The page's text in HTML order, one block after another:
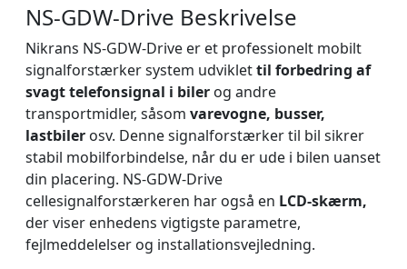
NS-GDW-Drive Beskrivelse
Nikrans NS-GDW-Drive er et professionelt mobilt
signalforstærker system udviklettil forbedring af
svagt telefonsignal i biler og andre
transportmidler, såsom varevogne, busser,
lastbiler osv. Denne signalforstærker til bil sikrer
stabil mobilforbindelse, når du er ude i bilen uanset
din placering. NS-GDW-Drive
cellesignalforstærkeren har også en LCD-skærm,
derviser enhedens vigtigste parametre,
fejlmeddelelser og installationsvejledning.